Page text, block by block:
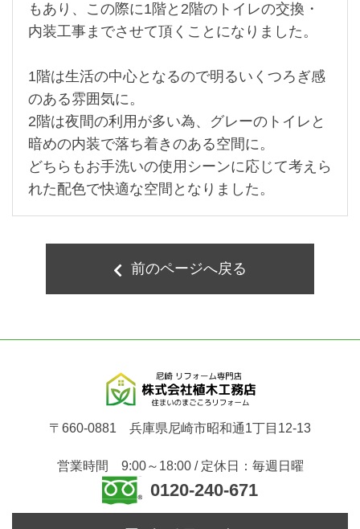
もあり、この際に1階と2階のトイレの交換・
内装工事までさせて頂くことになりました。
1階は生活の中心となるので明るいくつろぎ感
のある雰囲気に。
2階は夜間の利用が多い為、グレーのトイレと
暗めの内装で落ち着きのある空間に。
どちらもお手洗いの使用シーンに応じて考えら
れた配色で快適な空間となりました。
前のページへ戻る
〒660-0881 兵庫県尼崎市昭和通1丁目12-13
営業時間 9:00～18:00 / 定休日：毎週日曜
0120-240-671